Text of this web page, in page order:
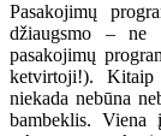
Pasakojimų
džiaugsmo – ne
pasakojimų
ketvirtoji!). Kitaip
niekada nebūna
bambeklis. Viena